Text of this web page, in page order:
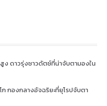
ง ดาวรุ่งชาวดัตช์ที่น่าจับตามองใน
กองกลางอัจฉริยะที่ยุโรปจับตา